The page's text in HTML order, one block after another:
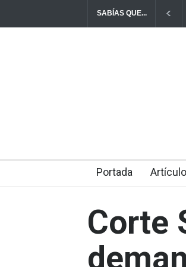
SABÍAS QUE...
Portada
Corte